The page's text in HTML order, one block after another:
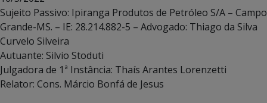
Sujeito Passivo: Ipiranga Produtos de Petróleo S/A – Campo
Grande-MS. – IE: 28.214.882-5 – Advogado: Thiago da Silva
Curvelo Silveira
Autuante: Silvio Stoduti
Julgadora de 1ª Instância: Thaís Arantes Lorenzetti
Relator: Cons. Márcio Bonfá de Jesus